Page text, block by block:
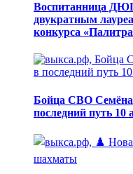
Воспитанница
двукратным
конкурса
Бойца СВО Семёна
последний путь 10